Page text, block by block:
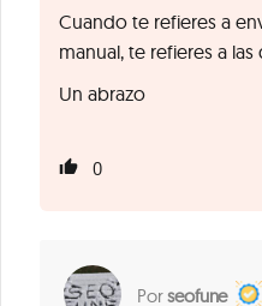
Cuando te refieres a
manual, te refieres a
Un abrazo
0
seofune